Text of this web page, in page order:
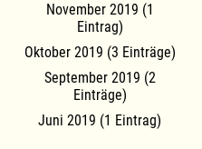
November 2019 (1
Eintrag)
Oktober 2019 (3 Einträge)
September 2019 (2
Einträge)
Juni 2019 (1 Eintrag)